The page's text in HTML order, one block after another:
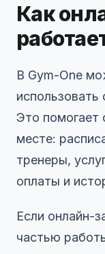
Как
В Gym-One
использовать
Это помогает
месте:
тренеры,
оплаты и
Если онлайн-
частью